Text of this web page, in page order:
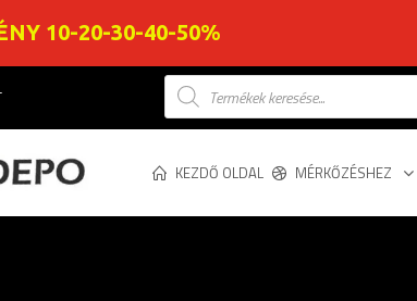
10-20-30-40-50%
Products
search
KEZDŐ OLDAL MÉRKŐZÉSHEZ